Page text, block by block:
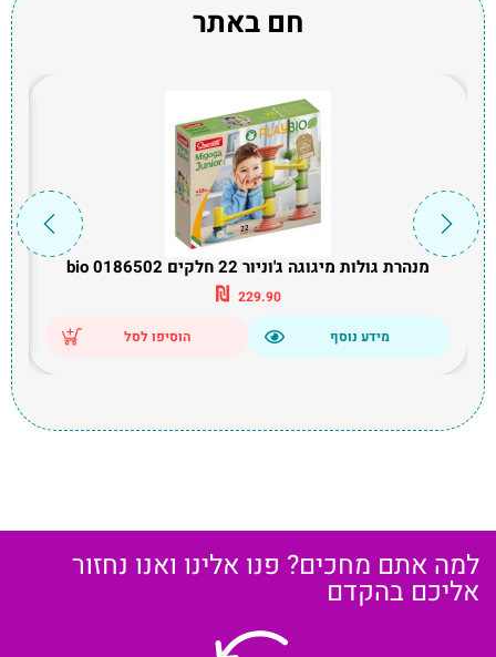
חם באתר
מנהרת גולות מיגוגה ג'וניור 22 חלקים bio 0186502
229.90
₪
מידע נוסף הוסיפו לסל
למה אתם מחכים? פנו אלינו ואנו נחזור
אליכם בהקדם